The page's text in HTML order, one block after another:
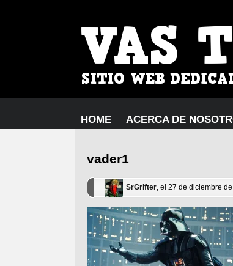
HOME ACERCA DE
vader1
SrGrifter, el 27 de diciembre